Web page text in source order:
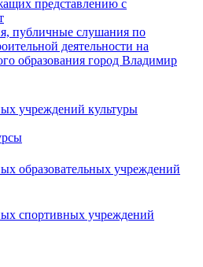
представлению с
публичные слушания по
деятельности на
образования город Владимир
учреждений культуры
образовательных учреждений
спортивных учреждений